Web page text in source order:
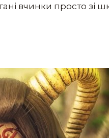
вчинки просто зі